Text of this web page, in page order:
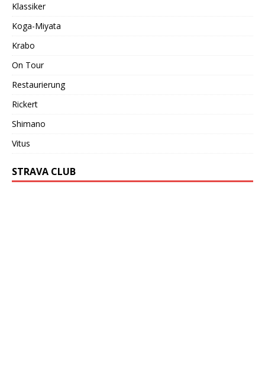
Klassiker
Koga-Miyata
Krabo
On Tour
Restaurierung
Rickert
Shimano
Vitus
STRAVA CLUB